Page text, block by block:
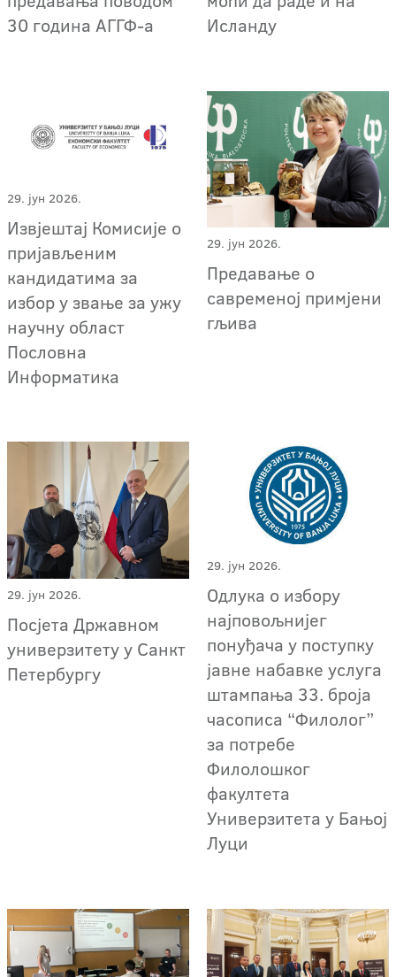
30 година АГГФ-а
Исланду
29. јун 2026.
Извјештај Комисије о
пријављеним
кандидатима за
избор у звање за ужу
научну област
Пословна
Информатика
29. јун 2026.
Предавање о
савременој примјени
гљива
29. јун 2026.
Посјета Државном
универзитету у Санкт
Петербургу
29. јун 2026.
Одлука о избору
најповољнијег
понуђача у поступку
јавне набавке услуга
штампања 33. броја
часописа “Филолог”
за потребе
Филолошког
факултета
Универзитета у Бањој
Луци